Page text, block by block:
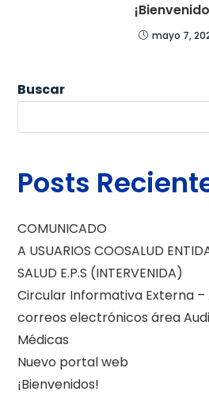
mayo 7,
Buscar
Posts
COMUNICADO
A USUARIOS COOSALUD
SALUD E.P.S (INTERVENIDA)
Circular Informativa Externa
correos electrónicos área
Médicas
Nuevo portal web
¡Bienvenidos!